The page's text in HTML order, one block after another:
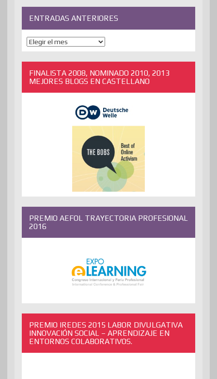
ENTRADAS ANTERIORES
ENTRADAS
ANTERIORES
FINALISTA 2008, NOMINADO 2010, 2013
MEJORES BLOGS EN CASTELLANO
PREMIO AEFOL TRAYECTORIA PROFESIONAL
2016
PREMIO IREDES 2015 LABOR DIVULGATIVA
INNOVACIÓN SOCIAL – APRENDIZAJE EN
ENTORNOS COLABORATIVOS.